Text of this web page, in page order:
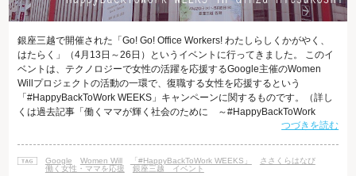
銀座三越で開催された「Go! Go! Office Workers! わたしらしくかがやく、
はたらく」（4月13日～26日）というイベントに行ってきました。 このイ
ベントは、テクノロジーで女性の活躍を応援するGoogle主催のWomen
Willプロジェクトの活動の一環で、復職する女性を応援するという
「#HappyBackToWork WEEKS」キャンペーンに関するものです。（詳し
くは過去記事「働くママが輝く社会のために ～#HappyBackToWork
WEEKS発表会レポート～ 前編」をご覧ください。） インターネット・
間中に銀座三越の催事場に展示されるという案内を頂いたので、本日はそ
の様子をレポートしたいと思
つづきを読む
Google Women Will 「#HappyBackToWork WEEKS」
ささくらはなび
働く女性・ママを応援
銀座三越 イベント